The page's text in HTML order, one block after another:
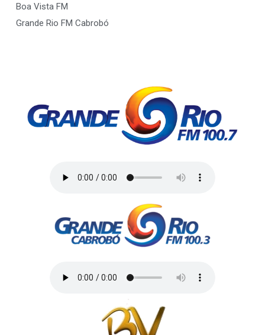
Boa Vista FM
Grande Rio FM Cabrobó